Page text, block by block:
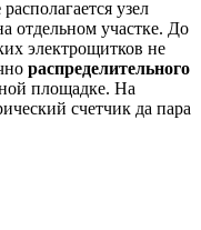
располагается узел
отдельном участке. До
электрощитков не
распределительного
площадке. На
счетчик да пара